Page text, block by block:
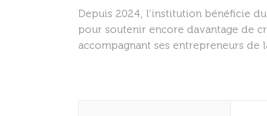
Depuis 2024, l’institution bénéficie
pour soutenir encore davantage de
accompagnant ses entrepreneurs